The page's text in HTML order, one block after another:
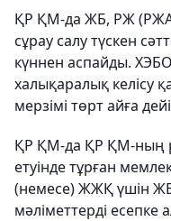
ҚР ҚМ-да ЖБ, РЖ (РЖА)
сұрау салу түскен
күннен аспайды.
халықаралық келісу
мерзімі төрт айға
ҚР ҚМ-да ҚР ҚМ-ның
етуінде тұрған
(немесе) ЖЖҚ үшін
мәліметтерді есепке